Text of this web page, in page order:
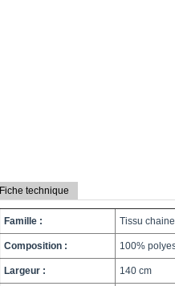
Fiche technique
Famille : Tissu
Composition : 100%
Largeur : 140 cm